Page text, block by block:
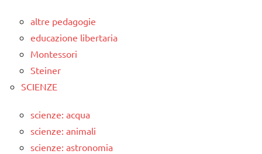
altre pedagogie
educazione libertaria
Montessori
Steiner
SCIENZE
scienze: acqua
scienze: animali
scienze: astronomia